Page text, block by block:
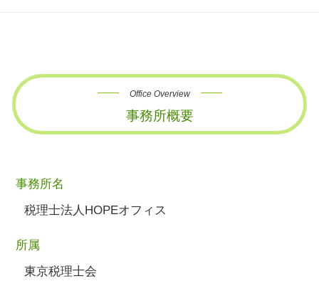
Office Overview
事務所概要
事務所名
税理士法人HOPEオフィス
所属
東京税理士会